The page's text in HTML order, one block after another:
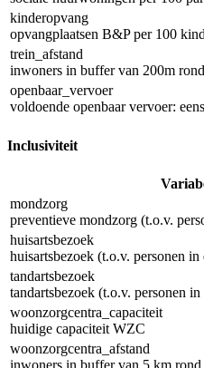
kinderopvang
opvangplaatsen B&P per 100
trein_afstand
inwoners in buffer van 200m
openbaar_vervoer
voldoende openbaar vervoer:
Inclusiviteit
mondzorg
preventieve mondzorg (t.o.v.
huisartsbezoek
huisartsbezoek (t.o.v. personen
tandartsbezoek
tandartsbezoek (t.o.v. personen
woonzorgcentra_capaciteit
huidige capaciteit WZC
woonzorgcentra_afstand
inwoners in buffer van 5 km